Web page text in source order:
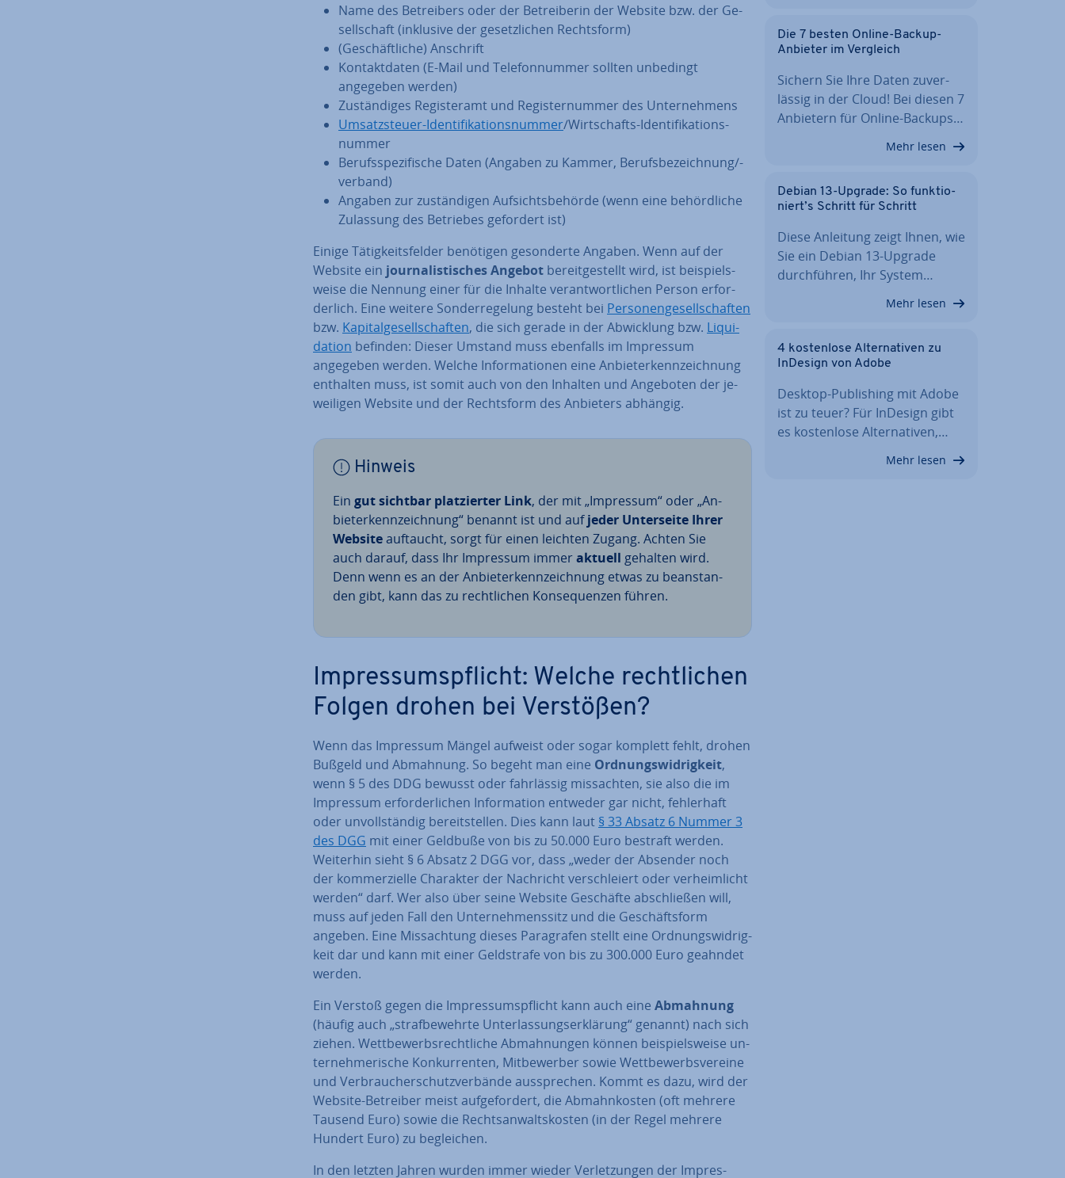
Name des Be­trei­bers oder der Be­trei­be­rin der Website bzw. der Ge­
sell­schaft (inklusive der ge­setz­li­chen Rechts­form)
(Ge­schäft­li­che) Anschrift
Kon­takt­da­ten (E-Mail und Te­le­fon­num­mer sollten unbedingt
angegeben werden)
Zu­stän­di­ges Re­gis­ter­amt und Re­gis­ter­num­mer des Un­ter­neh­mens
Um­satz­steu­er-Iden­ti­fi­ka­ti­ons­num­mer/Wirt­schafts-Iden­ti­fi­ka­ti­ons­
num­mer
Be­rufs­spe­zi­fi­sche Daten (Angaben zu Kammer, Be­rufs­be­zeich­nung/-
verband)
Angaben zur zu­stän­di­gen Auf­sichts­be­hör­de (wenn eine be­hörd­li­che
Zulassung des Betriebes gefordert ist)
Einige Tä­tig­keits­fel­der benötigen ge­son­der­te Angaben. Wenn auf der
Website ein jour­na­lis­ti­sches Angebot be­reit­ge­stellt wird, ist bei­spiels­
wei­se die Nennung einer für die Inhalte ver­ant­wort­li­chen Person er­for­
der­lich. Eine weitere Son­der­re­ge­lung besteht bei Per­so­nen­ge­sell­schaf­ten
bzw. Ka­pi­tal­ge­sell­schaf­ten, die sich gerade in der Ab­wick­lung bzw. Li­qui­
da­ti­on befinden: Dieser Umstand muss ebenfalls im Impressum
angegeben werden. Welche In­for­ma­tio­nen eine An­bie­ter­kenn­zeich­nung
enthalten muss, ist somit auch von den Inhalten und Angeboten der je­
wei­li­gen Website und der Rechts­form des Anbieters abhängig.
Hinweis
Ein gut sichtbar plat­zier­ter Link, der mit „Impressum“ oder „An­
bie­ter­kenn­zeich­nung“ benannt ist und aufjeder Un­ter­sei­te Ihrer
Websiteauftaucht, sorgt für einen leichten Zugang. Achten Sie
auch darauf, dass Ihr Impressum immeraktuell gehalten wird.
Denn wenn es an der An­bie­ter­kenn­zeich­nung etwas zu be­an­stan­
den gibt, kann das zu recht­li­chen Kon­se­quen­zen führen.
Im­pres­sums­pflicht: Welche recht­li­chen
Folgen drohen bei Verstößen?
Wenn das Impressum Mängel aufweist oder sogar komplett fehlt, drohen
Bußgeld und Abmahnung. So begeht man eine Ord­nungs­wid­rig­keit,
wenn § 5 des DDG bewusst oder fahr­läs­sig miss­ach­ten, sie also die im
Impressum er­for­der­li­chen In­for­ma­ti­on entweder gar nicht, feh­ler­haft
oder un­voll­stän­dig be­reit­stel­len. Dies kann laut § 33 Absatz 6 Nummer 3
des DGG mit einer Geldbuße von bis zu 50.000 Euro bestraft werden.
Weiterhin sieht § 6 Absatz 2 DGG vor, dass „weder der Absender noch
der kom­mer­zi­el­le Charakter der Nachricht ver­schlei­ert oder ver­heim­licht
werden“ darf. Wer also über seine Website Geschäfte ab­schlie­ßen will,
muss auf jeden Fall den Un­ter­neh­mens­sitz und die Ge­schäfts­form
angeben. Eine Miss­ach­tung dieses Pa­ra­gra­fen stellt eine Ord­nungs­wid­rig­
keit dar und kann mit einer Geld­stra­fe von bis zu 300.000 Euro geahndet
werden.
Ein Verstoß gegen die Im­pres­sums­pflicht kann auch eine Abmahnung
(häufig auch „straf­be­wehr­te Un­ter­las­sungs­er­klä­rung“ genannt) nach sich
ziehen. Wett­be­werbs­recht­li­che Ab­mah­nun­gen können bei­spiels­wei­se un­
ter­neh­me­ri­sche Kon­kur­ren­ten, Mit­be­wer­ber sowie Wett­be­werbs­ver­ei­ne
und Ver­brau­cher­schutz­ver­bän­de aus­spre­chen. Kommt es dazu, wird der
Website-Betreiber meist auf­ge­for­dert, die Ab­mahn­kos­ten (oft mehrere
Tausend Euro) sowie die Rechts­an­walts­kos­ten (in der Regel mehrere
Hundert Euro) zu be­glei­chen.
In den letzten Jahren wurden immer wieder Ver­let­zun­gen der Im­pres­
Die 7 besten Online-Backup-
Anbieter im Vergleich
Sichern Sie Ihre Daten zu­ver­
läs­sig in der Cloud! Bei diesen 7
Anbietern für Online-Backups…
Mehr lesen
Debian 13-Upgrade: So funk­tio­
niert’s Schritt für Schritt
Diese Anleitung zeigt Ihnen, wie
Sie ein Debian 13-Upgrade
durch­füh­ren, Ihr System…
Mehr lesen
4 kos­ten­lo­se Al­ter­na­ti­ven zu
InDesign von Adobe
Desktop-Pu­bli­shing mit Adobe
ist zu teuer? Für InDesign gibt
es kos­ten­lo­se Al­ter­na­ti­ven,…
Mehr lesen